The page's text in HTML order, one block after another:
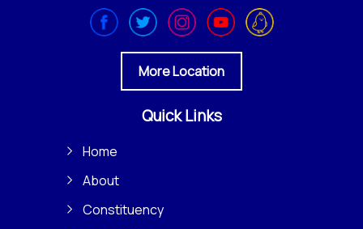
More Location
Quick Links
Home
About
Constituency